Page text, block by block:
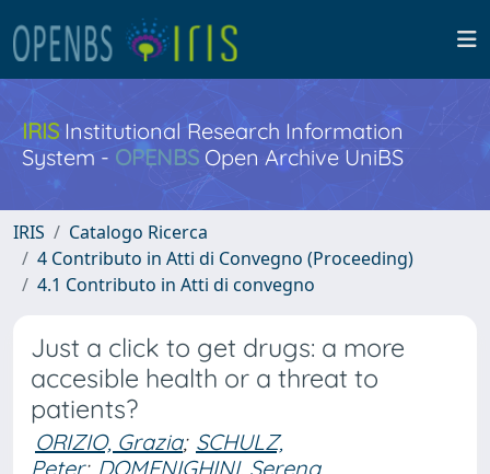
IRISInstitutional Research Information
System - OPENBS Open Archive UniBS
IRIS
Catalogo Ricerca
4 Contributo in Atti di Convegno (Proceeding)
4.1 Contributo in Atti di convegno
Just a click to get drugs: a more
accesible health or a threat to
patients?
ORIZIO, Grazia; SCHULZ,
Peter; DOMENIGHINI, Serena